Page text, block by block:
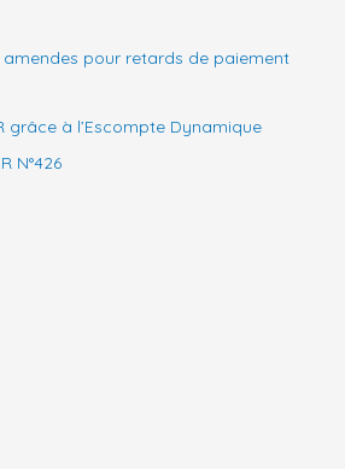
amendes pour retards de paiement
grâce à l’Escompte Dynamique
N°426